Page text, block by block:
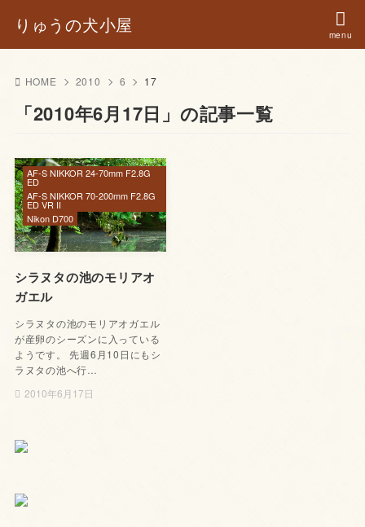
りゅうの犬小屋
HOME 2010 6 17
「2010年6月17日」の記事一覧
シラヌタの池のモリアオ
ガエル
シラヌタの池のモリアオガエル
が産卵のシーズンに入っている
ようです。 先週6月10日にもシ
ラヌタの池へ行…
2010年6月17日
AF-S NIKKOR 24-70mm F2.8G
ED
AF-S NIKKOR 70-200mm F2.8G
ED VR II
Nikon D700